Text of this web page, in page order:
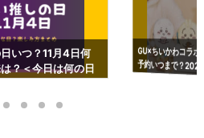
いつ？11月4日何
？＜今日は何の日
GU×ちいかわコラ
予約いつまで？
ーチやショルダー